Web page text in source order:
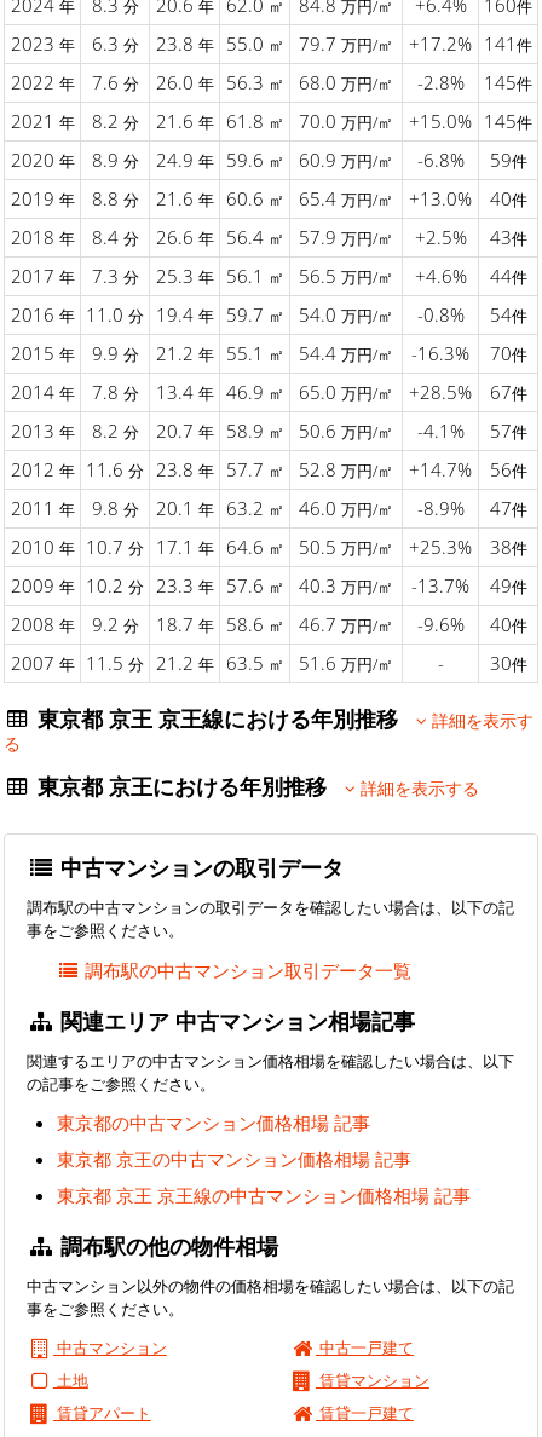
2024 年 8.3 分 20.6 年 62.0 ㎡ 84.8 万円/㎡ +6.4% 160件
2023 年 6.3 分 23.8 年 55.0 ㎡ 79.7 万円/㎡ +17.2% 141 件
2022 年 7.6 分 26.0 年 56.3 ㎡ 68.0 万円/㎡ -2.8% 145件
2021 年 8.2 分 21.6 年 61.8 ㎡ 70.0 万円/㎡ +15.0% 145件
2020 年 8.9 分 24.9 年 59.6 ㎡ 60.9 万円/㎡ -6.8% 59件
2019 年 8.8 分 21.6 年 60.6 ㎡ 65.4 万円/㎡ +13.0% 40件
2018 年 8.4 分 26.6 年 56.4 ㎡ 57.9 万円/㎡ +2.5% 43件
2017 年 7.3 分 25.3 年 56.1 ㎡ 56.5 万円/㎡ +4.6% 44件
2016 年 11.0 分 19.4 年 59.7 ㎡ 54.0 万円/㎡ -0.8% 54件
2015 年 9.9 分 21.2 年 55.1 ㎡ 54.4 万円/㎡ -16.3% 70件
2014 年 7.8 分 13.4 年 46.9 ㎡ 65.0 万円/㎡ +28.5% 67件
2013 年 8.2 分 20.7 年 58.9 ㎡ 50.6 万円/㎡ -4.1% 57件
2012 年 11.6 分 23.8 年 57.7 ㎡ 52.8 万円/㎡ +14.7% 56件
2011 年 9.8 分 20.1 年 63.2 ㎡ 46.0 万円/㎡ -8.9% 47件
2010 年 10.7 分 17.1 年 64.6 ㎡ 50.5 万円/㎡ +25.3% 38件
2009 年 10.2 分 23.3 年 57.6 ㎡ 40.3 万円/㎡ -13.7% 49件
2008 年 9.2 分 18.7 年 58.6 ㎡ 46.7 万円/㎡ -9.6% 40件
2007 年 11.5 分 21.2 年 63.5 ㎡ 51.6 万円/㎡ - 30件
東京都 京王 京王線における年別推移
詳細を表示す
る
東京都 京王における年別推移 詳細を表示する
中古マンションの取引データ
調布駅の中古マンションの取引データを確認したい場合は、以下の記
事をご参照ください。
調布駅の中古マンション取引データ一覧
関連エリア 中古マンション相場記事
関連するエリアの中古マンション価格相場を確認したい場合は、以下
の記事をご参照ください。
東京都の中古マンション価格相場 記事
東京都 京王の中古マンション価格相場 記事
東京都 京王 京王線の中古マンション価格相場 記事
調布駅の他の物件相場
中古マンション以外の物件の価格相場を確認したい場合は、以下の記
事をご参照ください。
中古マンション
中古一戸建て
土地
賃貸マンション
賃貸アパート
賃貸一戸建て